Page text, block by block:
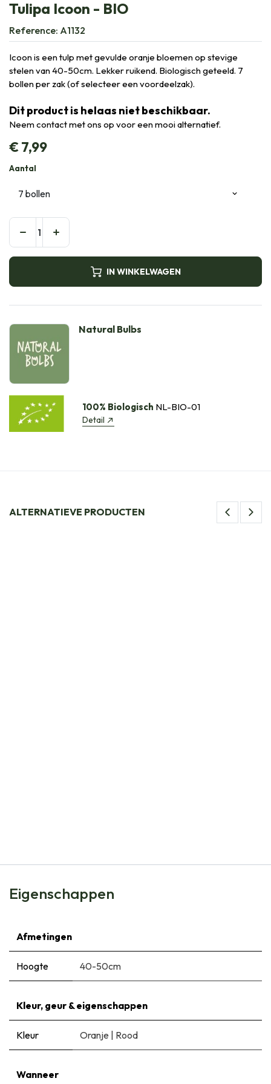
Tulipa Icoon - BIO
Reference: A1132
Icoon is een tulp met gevulde oranje bloemen op stevige
stelen van 40-50cm. Lekker ruikend. Biologisch geteeld. 7
bollen per zak (of selecteer een voordeelzak).
Dit product is helaas niet beschikbaar.
Neem contact met ons op voor een mooi alternatief.
€7,99
Aantal
IN WINKELWAGEN
Natural Bulbs
100% Biologisch NL-BIO-01
Detail
ALTERNATIEVE PRODUCTEN
Eigenschappen
Afmetingen
Hoogte 40-50cm
Kleur, geur & eigenschappen
Kleur Oranje | Rood
Wanneer